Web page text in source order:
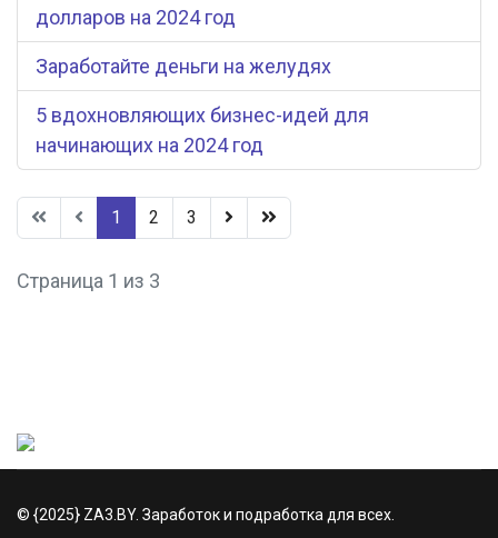
долларов на 2024 год
Заработайте деньги на желудях
5 вдохновляющих бизнес-идей для
начинающих на 2024 год
1 2 3
Страница 1 из 3
© {2025} ZA3.BY. Заработок и подработка для всех.